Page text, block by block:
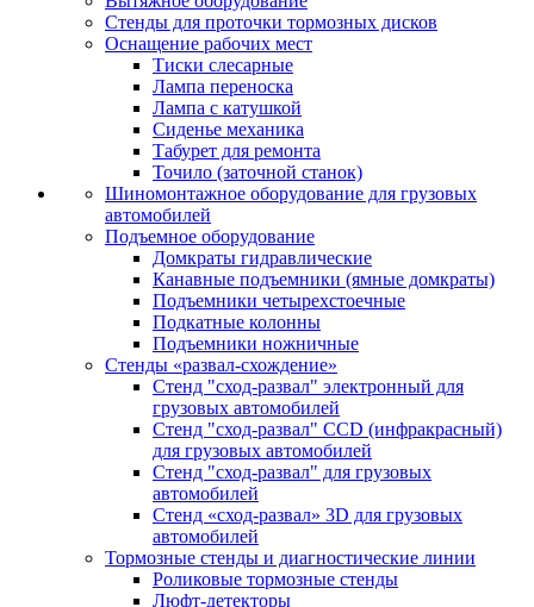
Стенды для проточки тормозных дисков
Оснащение рабочих мест
Тиски слесарные
Лампа переноска
Лампа с катушкой
Сиденье механика
Табурет для ремонта
Точило (заточной станок)
Шиномонтажное оборудование для грузовых
автомобилей
Подъемное оборудование
Домкраты гидравлические
Канавные подъемники (ямные домкраты)
Подъемники четырехстоечные
Подкатные колонны
Подъемники ножничные
Стенды «развал-схождение»
Стенд "сход-развал" электронный для
грузовых автомобилей
Стенд "сход-развал" CCD (инфракрасный)
для грузовых автомобилей
Стенд "сход-развал" для грузовых
автомобилей
Стенд «сход-развал» 3D для грузовых
автомобилей
Тормозные стенды и диагностические линии
Роликовые тормозные стенды
Люфт-детекторы